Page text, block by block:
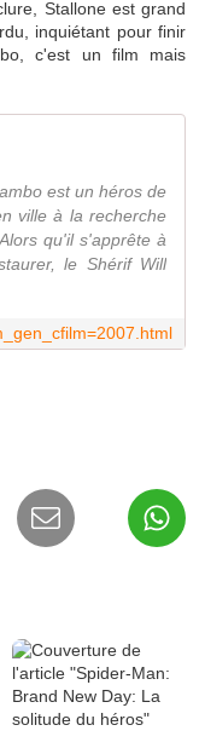
Stallone est grand
inquiétant pour finir
c'est un film mais
est un héros de
ville à la recherche
qu'il s'apprête à
le Shérif Will